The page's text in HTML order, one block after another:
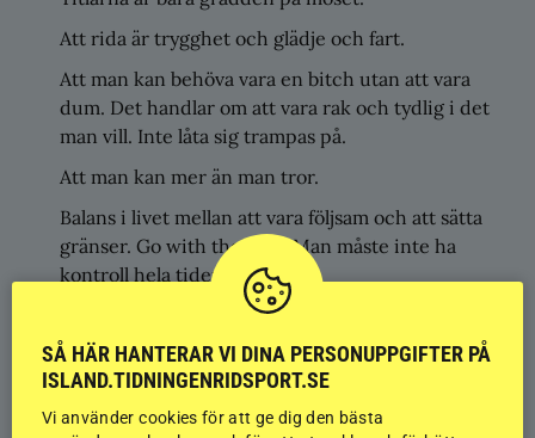
Att rida är trygghet och glädje och fart.
Att man kan behöva vara en bitch utan att vara
dum. Det handlar om att vara rak och tydlig i det
man vill. Inte låta sig trampas på.
Att man kan mer än man tror.
Balans i livet mellan att vara följsam och att sätta
gränser. Go with the flow. Man måste inte ha
kontroll hela tiden.
Jag tror aldrig jag sa det
tillräckligt
SÅ HÄR HANTERAR VI DINA PERSONUPPGIFTER PÅ
ISLAND.TIDNINGENRIDSPORT.SE
Vi använder cookies för att ge dig den bästa